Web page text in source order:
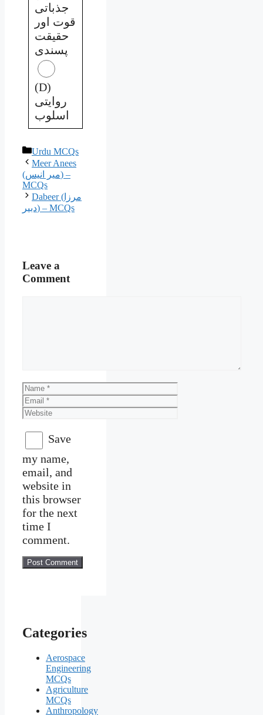
جذباتی
قوت اور
حقیقت
پسندی
(D)
روایتی
اسلوب
Categories
Urdu MCQs
Meer Anees
(میر انیس) –
MCQs
Dabeer (مرزا
دبیر) – MCQs
Leave a
Comment
Name
Email
Website
Save
my name,
email, and
website in
this browser
for the next
time I
comment.
Categories
Aerospace
Engineering
MCQs
Agriculture
MCQs
Anthropology